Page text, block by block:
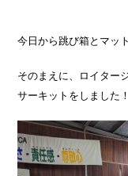
今日から跳び箱とマッ
そのまえに、ロイター
サーキットをしました！